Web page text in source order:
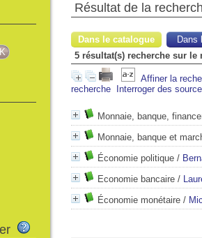
Résultat de la
Dans le catalogue
Dans
5 résultat(s) recherche sur
Affiner la
recherche
Interroger des
Monnaie, banque,
Monnaie, banque et
Économie politique /
Economie bancaire /
Économie monétaire /